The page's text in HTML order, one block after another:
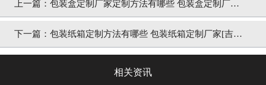
上一篇： 包装盒定制厂家定制方法有哪些 包装盒定制厂家
脱颖而出原因[吉彩四方]
下一篇： 包装纸箱定制方法有哪些 包装纸箱定制厂家[吉彩
相关资讯